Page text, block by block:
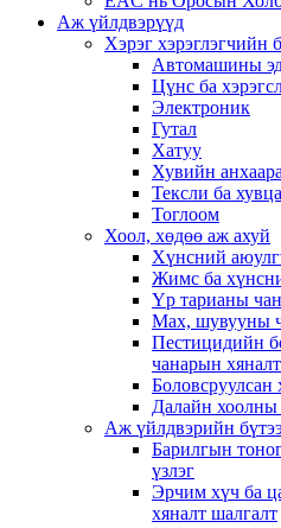
Аж үйлдвэрүүд
Хэрэг хэрэглэгчийн
Автомашины
Цүнс ба
Электроник
Гутал
Хатуу
Хувийн
Тексли ба
Тоглоом
Хоол, хөдөө аж ахуй
Хүнсний
Жимс ба
Үр тарианы
Мах, шувууны
Пестицидийн
чанарын хяналт
Далайн хоолны
Аж үйлдвэрийн
Барилгын
үзлэг
Эрчим хүч ба
хяналт шалгалт